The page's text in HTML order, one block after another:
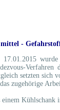
-
17.01.2015
setzten sich
zugehörige
einem Kühlschank